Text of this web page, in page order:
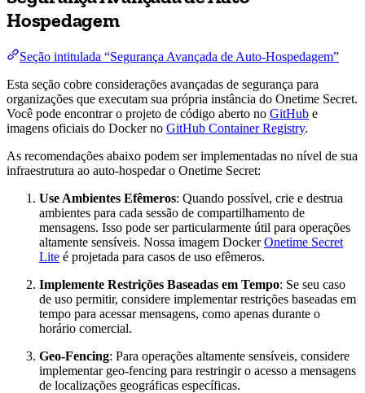
Hospedagem
Seção intitulada “Segurança Avançada de Auto-Hospedagem”
Esta seção cobre considerações avançadas de segurança para
organizações que executam sua própria instância do Onetime Secret.
Você pode encontrar o projeto de código aberto no GitHub e
imagens oficiais do Docker no GitHub Container Registry.
As recomendações abaixo podem ser implementadas no nível de sua
infraestrutura ao auto-hospedar o Onetime Secret:
Use Ambientes Efêmeros: Quando possível, crie e destrua
ambientes para cada sessão de compartilhamento de
mensagens. Isso pode ser particularmente útil para operações
altamente sensíveis. Nossa imagem DockerOnetime Secret
Lite é projetada para casos de uso efêmeros.
Implemente Restrições Baseadas em Tempo: Se seu caso
de uso permitir, considere implementar restrições baseadas em
tempo para acessar mensagens, como apenas durante o
horário comercial.
Geo-Fencing: Para operações altamente sensíveis, considere
implementar geo-fencing para restringir o acesso a mensagens
de localizações geográficas específicas.